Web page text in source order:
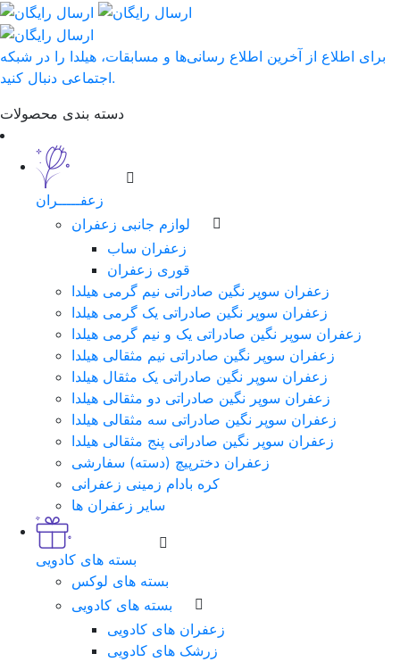
برای اطلاع از آخرین اطلاع رسانی‌ها و مسابقات، هیلدا را در شبکه
اجتماعی دنبال کنید.
دسته بندی محصولات
زعفـــــران
لوازم جانبی زعفران
زعفران ساب
قوری زعفران
زعفران سوپر نگین صادراتی نیم گرمی هیلدا
زعفران سوپر نگین صادراتی یک گرمی هیلدا
زعفران سوپر نگین صادراتی یک و نیم گرمی هیلدا
زعفران سوپر نگین صادراتی نیم مثقالی هیلدا
زعفران سوپر نگین صادراتی یک مثقال هیلدا
زعفران سوپر نگین صادراتی دو مثقالی هیلدا
زعفران سوپر نگین صادراتی سه مثقالی هیلدا
زعفران سوپر نگین صادراتی پنج مثقالی هیلدا
زعفران دخترپیچ (دسته) سفارشی
کره بادام زمینی زعفرانی
سایر زعفران ها
بسته های کادویی
بسته های لوکس
بسته های کادویی
زعفران های کادویی
زرشک های کادویی